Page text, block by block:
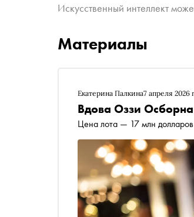
Искусственный интеллект
Материалы
Екатерина Палкина7 апреля 2026
Вдова Оззи
Цена лота — 17 млн долларов